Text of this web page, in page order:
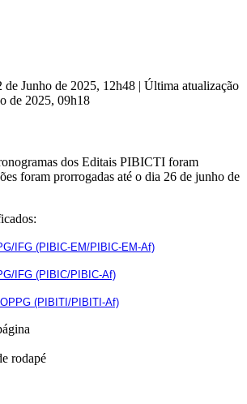
Junho de 2025, 12h48 | Última atualização
de 2025, 09h18
dos Editais PIBICTI foram
foram prorrogadas até o dia 26 de junho de
IFG (PIBIC-EM/PIBIC-EM-Af)
IFG (PIBIC/PIBIC-Af)
(PIBITI/PIBITI-Af)
rodapé